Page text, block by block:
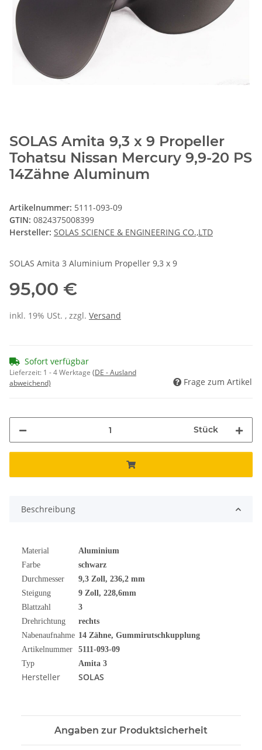
SOLAS Amita 9,3 x 9 Propeller
Tohatsu Nissan Mercury 9,9-20 PS
14Zähne Aluminum
Artikelnummer: 5111-093-09
GTIN: 0824375008399
Hersteller: SOLAS SCIENCE & ENGINEERING CO.,LTD
SOLAS Amita 3 Aluminium Propeller 9,3 x 9
95,00 €
inkl. 19% USt. , zzgl. Versand
Sofort verfügbar
Lieferzeit: 1 - 4 Werktage (DE - Ausland
abweichend)
Frage zum Artikel
Stück
Beschreibung
Material
Aluminium
Farbe
schwarz
Durchmesser
9,3 Zoll, 236,2 mm
Steigung
9 Zoll, 228,6mm
Blattzahl
3
Drehrichtung
rechts
Nabenaufnahme 14 Zähne, Gummirutschkupplung
Artikelnummer
5111-093-09
Typ
Amita 3
Hersteller SOLAS
Angaben zur Produktsicherheit